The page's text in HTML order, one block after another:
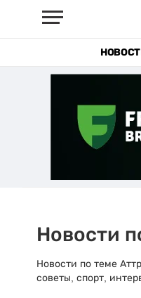
Новости
Новости по теме
советы, спорт,